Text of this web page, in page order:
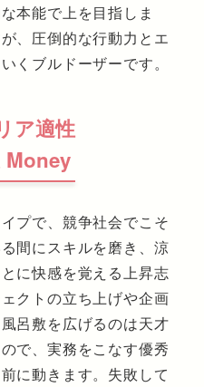
本能で上を目指しま
、圧倒的な行動力とエ
くブルドーザーです。
ア適性
Money
プで、競争社会でこそ
間にスキルを磨き、涼
に快感を覚える上昇志
クトの立ち上げや企画
呂敷を広げるのは天才
で、実務をこなす優秀
に動きます。失敗して